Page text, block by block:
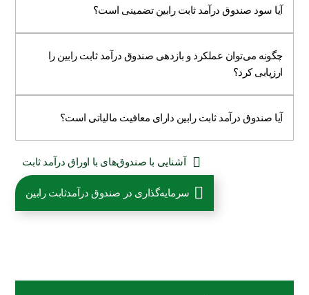
آیا سود صندوق درآمد ثابت رابین تضمینی است؟
چگونه می‌توان عملکرد و بازدهی صندوق درآمد ثابت رابین را
ارزیابی کرد؟
آیا صندوق درآمد ثابت رابین دارای معافیت مالیاتی است؟
آشنایی با صندوق‌های با اوراق درآمد ثابت
سرمایه‌گذاری در صندوق درآمد‌ثابت رابین